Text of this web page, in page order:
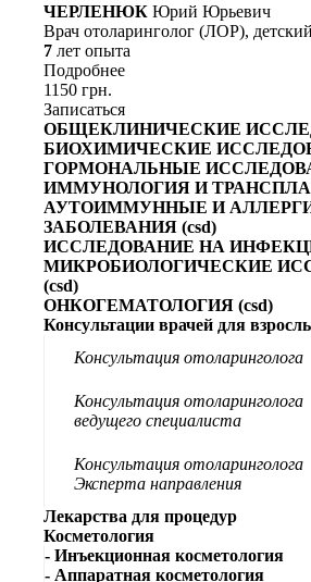
ЧЕРЛЕНЮК Юрий Юрьевич
Врач отоларинголог (ЛОР),
7 лет опыта
Подробнее
1150 грн.
Записаться
ОБЩЕКЛИНИЧЕСКИЕ
БИОХИМИЧЕСКИЕ
ГОРМОНАЛЬНЫЕ
ИММУНОЛОГИЯ И
АУТОИММУННЫЕ И
ЗАБОЛЕВАНИЯ (csd)
ИССЛЕДОВАНИЕ НА
МИКРОБИОЛОГИЧЕСКИЕ
(csd)
ОНКОГЕМАТОЛОГИЯ (csd)
Консультации врачей для
Консультация отоларинголога
Консультация отоларинголога
ведущего специалиста
Консультация отоларинголога
Эксперта направления
Лекарства для процедур
Косметология
- Инъекционная косметология
- Аппаратная косметология